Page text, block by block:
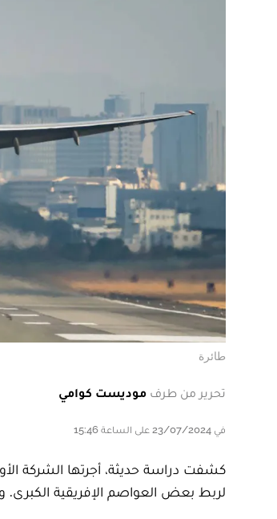
طائرة
تحرير من طرف موديست كوامي
في 23/07/2024 على الساعة 15:46
لربط بعض العواصم الإفريقية